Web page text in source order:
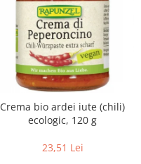
Crema bio ardei iute (chili)
ecologic, 120 g
23,51 Lei